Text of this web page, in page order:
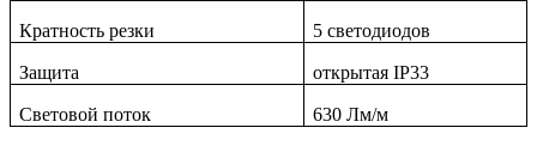
Кратность резки 5 светодиодов
Защита открытаяIP33
Световой поток 630 Лм/м